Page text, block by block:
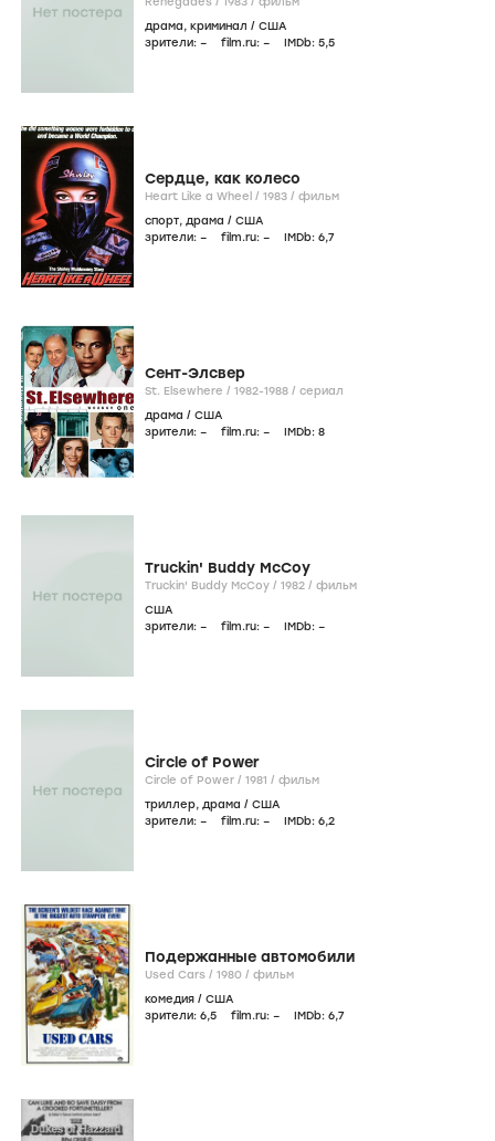
драма, криминал / США
зрители: – film.ru: – IMDb: 5,5
Сердце, как колесо
Heart Like a Wheel / 1983 / фильм
спорт, драма / США
зрители: – film.ru: – IMDb: 6,7
Сент-Элсвер
St. Elsewhere / 1982-1988 / сериал
драма / США
зрители: – film.ru: – IMDb: 8
Truckin' Buddy McCoy
Truckin' Buddy McCoy / 1982 / фильм
США
зрители: – film.ru: – IMDb: –
Circle of Power
Circle of Power / 1981 / фильм
триллер, драма / США
зрители: – film.ru: – IMDb: 6,2
Подержанные автомобили
Used Cars / 1980 / фильм
комедия / США
зрители: 6,5 film.ru: – IMDb: 6,7